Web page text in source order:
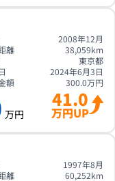
2008年12月
離
38,059km
東京都
2024年6月3日
額
300.0万円
万円
41.0
万円UP
1997年8月
離
60,252km